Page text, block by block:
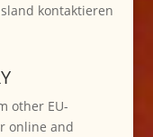
kontaktieren
other EU-
online and